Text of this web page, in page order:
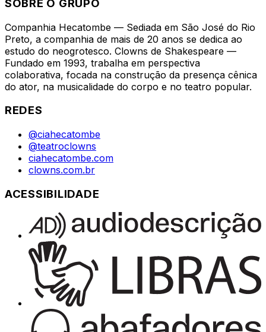
SOBRE O GRUPO
Companhia Hecatombe — Sediada em São José do Rio
Preto, a companhia de mais de 20 anos se dedica ao
estudo do neogrotesco. Clowns de Shakespeare —
Fundado em 1993, trabalha em perspectiva
colaborativa, focada na construção da presença cênica
do ator, na musicalidade do corpo e no teatro popular.
REDES
@ciahecatombe
@teatroclowns
ciahecatombe.com
clowns.com.br
ACESSIBILIDADE